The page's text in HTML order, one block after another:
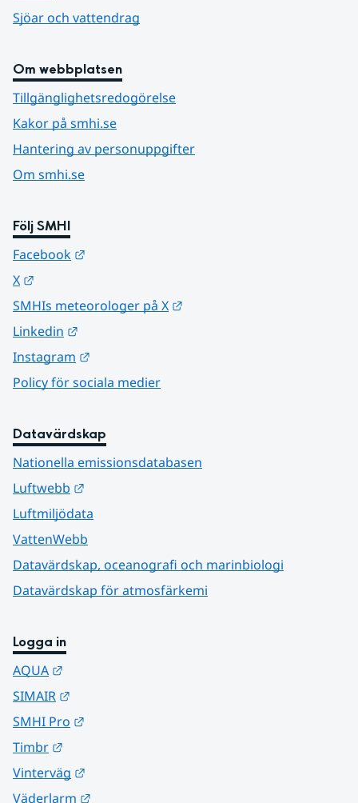
Sjöar och vattendrag
Om webbplatsen
Tillgänglighetsredogörelse
Kakor på smhi.se
Hantering av personuppgifter
Om smhi.se
Följ SMHI
Facebook
X
SMHIs meteorologer på X
Linkedin
Instagram
Policy för sociala medier
Datavärdskap
Nationella emissionsdatabasen
Luftwebb
Luftmiljödata
VattenWebb
Datavärdskap, oceanografi och marinbiologi
Datavärdskap för atmosfärkemi
Logga in
AQUA
SIMAIR
SMHI Pro
Timbr
Vinterväg
Väderlarm